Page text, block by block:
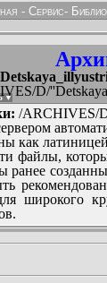
- Сервис-
D/
▼
/ARCHIVES/
как
файлы,
ранее
широкого